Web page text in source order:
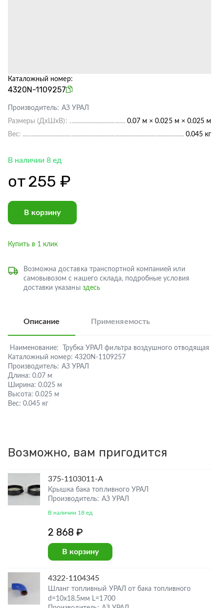
Каталожный номер:
4320N-1109257
Производитель: АЗ УРАЛ
Размеры (ДхШхВ):
0.07 м × 0.025 м × 0.025 м
Вес:
0.045 кг
В наличии 8 ед
от255 ₽
В корзину
Купить в 1 клик
Возможна доставка транспортной компанией или
самовывозом с нашего склада, подробные условия
доставки указаны здесь
Описание Применяемость
Наименование:
Трубка УРАЛ фильтра воздушного отводящая
Каталожный номер: 4320N-1109257
Производитель: АЗ УРАЛ
Длина: 0.07 м
Ширина: 0.025 м
Высота: 0.025 м
Вес: 0.045 кг
Возможно, вам пригодится
375-1103011-А
Крышка бака топливного УРАЛ
Производитель: АЗ УРАЛ
В наличии 18 ед
2 868 ₽
В корзину
4322-1104345
Шланг топливный УРАЛ от бака топливного
d=10х18.5мм L=1700